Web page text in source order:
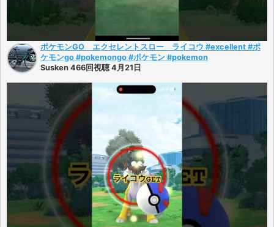
ポケモンGO エクセレントスロー ライコウ #excellent #ポ
ケモンgo #pokemongo #ポケモン #pokemon
Susken 466回視聴 4月21日